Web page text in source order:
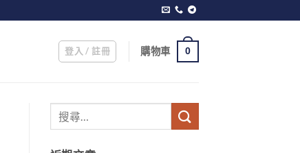
登入 / 註冊 購物車 0